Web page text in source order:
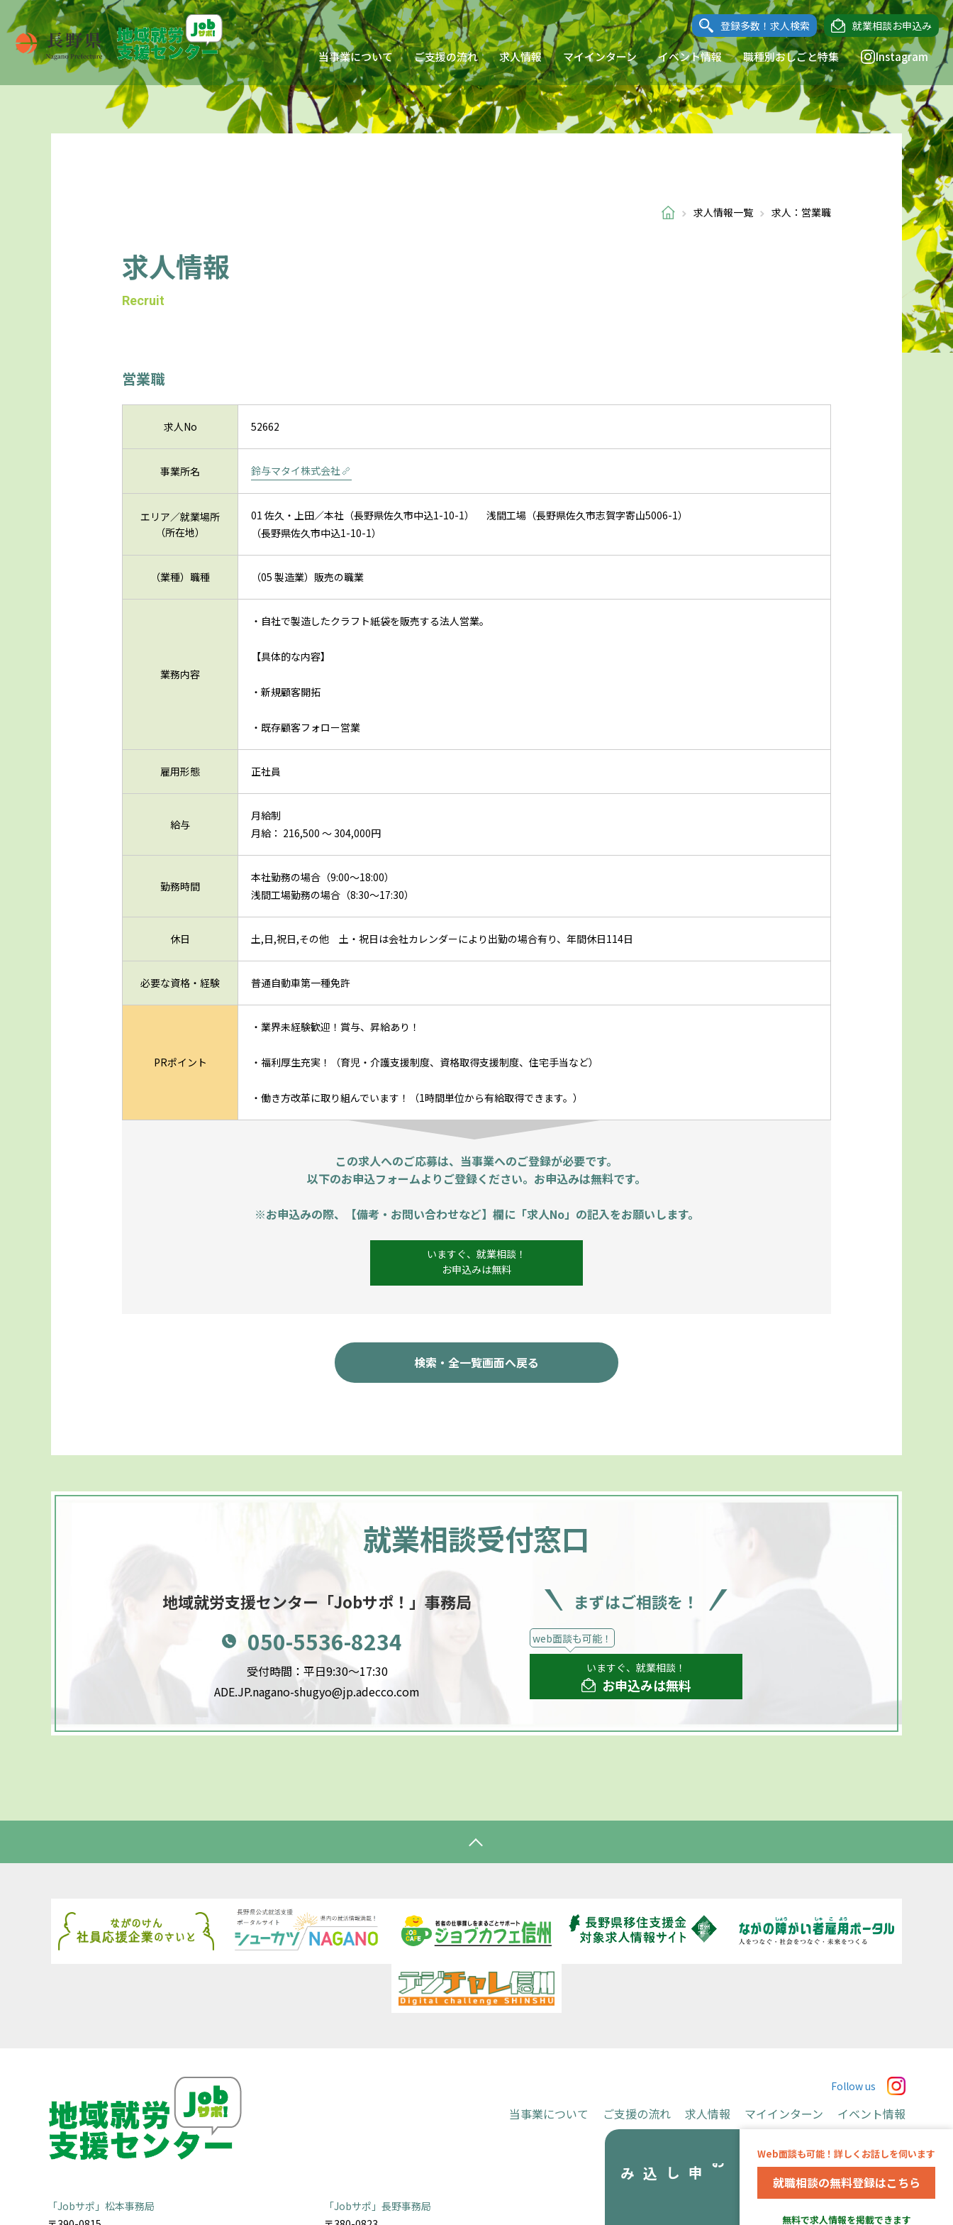
登録多数！求人検索 就業相談お申込み
当事業について ご支援の流れ 求人情報 マイインターン イベント情報 職種別おしごと特集 Instagram
求人情報一覧 求人：営業職
求人情報
Recruit
営業職
求人No 52662
事業所名 鈴与マタイ株式会社
エリア／就業場所
（所在地）
01 佐久・上田／本社（長野県佐久市中込1-10-1） 浅間工場（長野県佐久市志賀字寄山5006-1）
（長野県佐久市中込1-10-1）
（業種）職種 （05 製造業）販売の職業
業務内容
・自社で製造したクラフト紙袋を販売する法人営業。
【具体的な内容】
・新規顧客開拓
・既存顧客フォロー営業
雇用形態 正社員
給与
月給制
月給： 216,500 〜 304,000円
勤務時間
本社勤務の場合（9:00～18:00）
浅間工場勤務の場合（8:30～17:30）
休日 土,日,祝日,その他 土・祝日は会社カレンダーにより出勤の場合有り、年間休日114日
必要な資格・経験 普通自動車第一種免許
PRポイント
・業界未経験歓迎！賞与、昇給あり！
・福利厚生充実！（育児・介護支援制度、資格取得支援制度、住宅手当など）
・働き方改革に取り組んでいます！（1時間単位から有給取得できます。）
この求人へのご応募は、当事業へのご登録が必要です。
以下のお申込フォームよりご登録ください。お申込みは無料です。
※お申込みの際、【備考・お問い合わせなど】欄に「求人No」の記入をお願いします。
いますぐ、就業相談！
お申込みは無料
検索・全一覧画面へ戻る
就業相談受付窓口
地域就労支援センター 「Jobサポ！」事務局
050-5536-8234
受付時間：平日9:30～17:30
ADE.JP.nagano-shugyo@jp.adecco.com
まずはご相談を！
web面談も可能！
いますぐ、就業相談！
お申込みは無料
お申し込み
Web面談も可能！詳しくお話しを伺います
就職相談の無料登録はこちら
無料で求人情報を掲載できます
当事業について ご支援の流れ 求人情報 マイインターン
イベント情報
Follow us
「Jobサポ」松本事務局
「Jobサポ」長野事務局